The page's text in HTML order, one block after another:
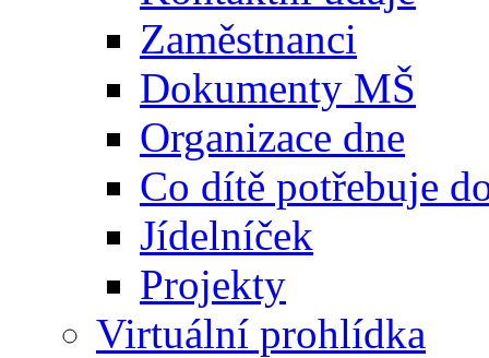
Zaměstnanci
Dokumenty MŠ
Organizace dne
Co dítě potřebuje
Jídelníček
Projekty
Virtuální prohlídka